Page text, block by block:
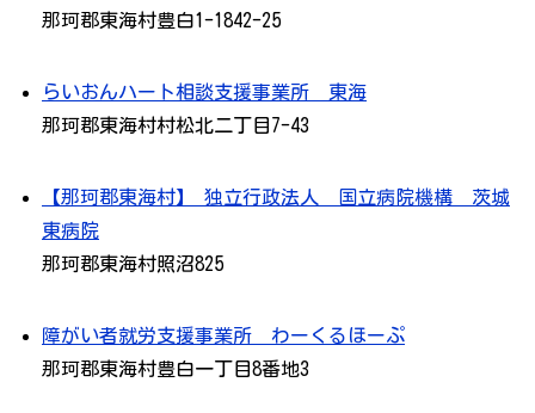
那珂郡東海村豊白1-1842-25
らいおんハート相談支援事業所 東海
那珂郡東海村村松北二丁目7-43
【那珂郡東海村】 独立行政法人 国立病院機構 茨城
東病院
那珂郡東海村照沼825
障がい者就労支援事業所 わーくるほーぷ
那珂郡東海村豊白一丁目8番地3